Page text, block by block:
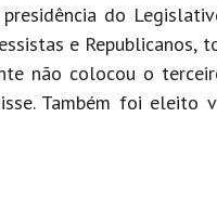
do
e Republicanos,
não colocou o
Também foi eleito